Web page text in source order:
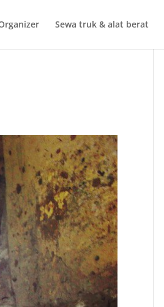
Sewa truk & alat berat